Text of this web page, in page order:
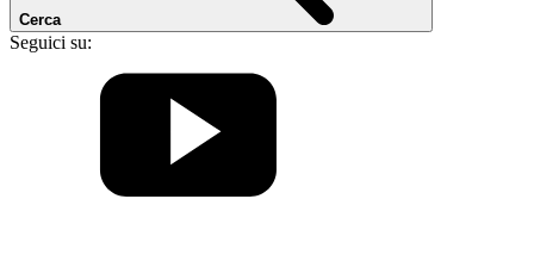
Cerca
Seguici su: